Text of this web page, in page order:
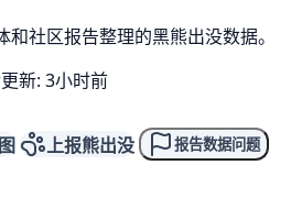
社区报告整理的黑熊出没数据。
新: 3小时前
上报熊出没 报告数据问题